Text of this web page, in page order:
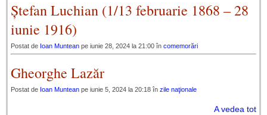
Ștefan Luchian (1/13 februarie 1868 – 28
iunie 1916)
Postat de Ioan Muntean pe iunie 28, 2024 la 21:00 în comemorări
Gheorghe Lazăr
Postat de Ioan Muntean pe iunie 5, 2024 la 20:18 în zile naţionale
A vedea tot